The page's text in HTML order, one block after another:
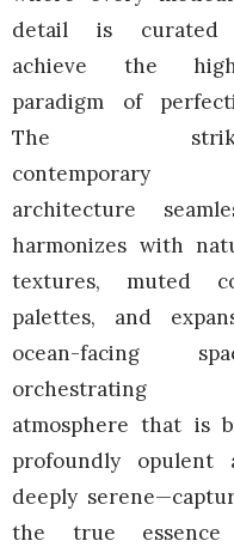
detail is
achieve the
paradigm of
The
contemporary
architecture
harmonizes with
textures, muted
palettes, and
ocean-facing
orchestrating
atmosphere that is
profoundly opulent
deeply
the true